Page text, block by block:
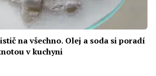
na všechno. Olej a soda si poradí
v kuchyni